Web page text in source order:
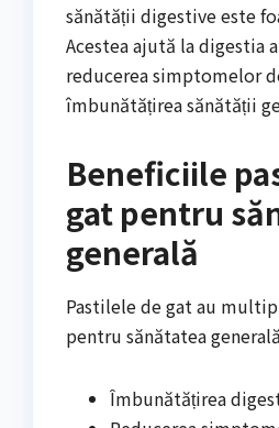
sănătății digestive este
Acestea ajută la digestia
reducerea simptomelor
îmbunătățirea sănătății
Beneficiile
gat pentru
generală
Pastilele de gat au
pentru sănătatea
Îmbunătățirea